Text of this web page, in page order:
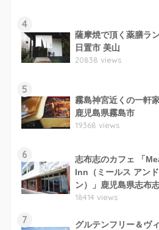
4
薩摩焼で頂く薬膳ラ
日置市 美山
20838 views
5
霧島神宮近くの一軒
鹿児島県霧島市
19368 views
6
志布志のカフェ 「
Inn（ミールス アン
ン）」鹿児島県志布
18414 views
7
グルテンフリー＆ヴ